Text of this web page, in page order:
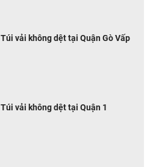
Túi vải không dệt tại Quận Gò Vấp
Túi vải không dệt tại Quận 1